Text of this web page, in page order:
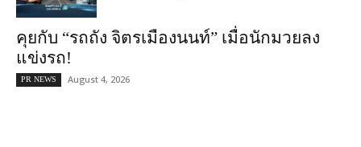
คุยกับ “รถถัง จิตรเมืองนนท์” เมื่อนักมวยลง
แข่งรถ!
PR NEWS August 4, 2026